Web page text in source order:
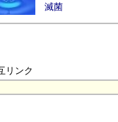
滅菌
リンク